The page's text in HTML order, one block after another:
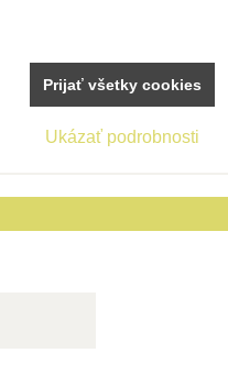
Ukázať podrobnosti
Prijať všetky cookies